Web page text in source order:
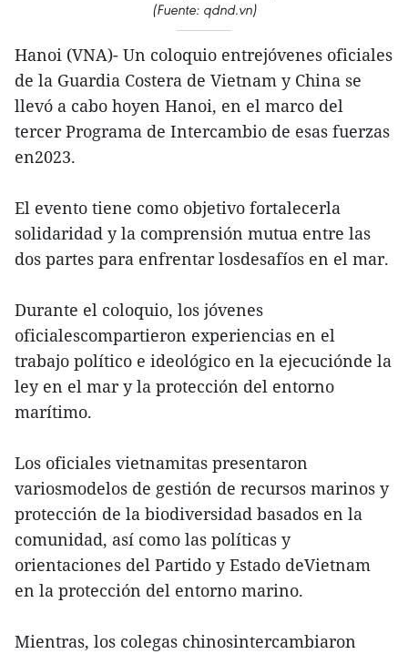
(Fuente: qdnd.vn)
Hanoi (VNA)- Un coloquio entrejóvenes oficiales
de la Guardia Costera de Vietnam y China se
llevó a cabo hoyen Hanoi, en el marco del
tercer Programa de Intercambio de esas fuerzas
en2023.
El evento tiene como objetivo fortalecerla
solidaridad y la comprensión mutua entre las
dos partes para enfrentar losdesafíos en el mar.
Durante el coloquio, los jóvenes
oficialescompartieron experiencias en el
trabajo político e ideológico en la ejecuciónde la
ley en el mar y la protección del entorno
marítimo.
Los oficiales vietnamitas presentaron
variosmodelos de gestión de recursos marinos y
protección de la biodiversidad basados en la
comunidad, así como las políticas y
orientaciones del Partido y Estado deVietnam
en la protección del entorno marino.
Mientras, los colegas chinosintercambiaron